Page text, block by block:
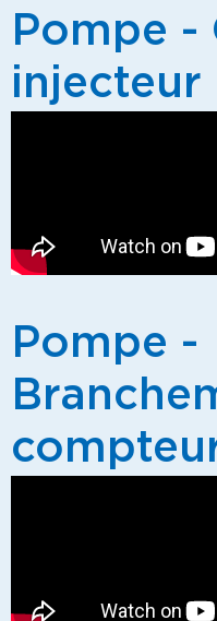
Pompe -
injecteur
Pompe -